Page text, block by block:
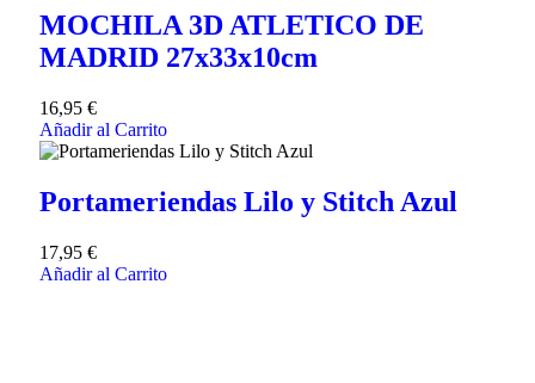
MOCHILA 3D ATLETICO DE
MADRID 27x33x10cm
16,95 €
Añadir al Carrito
Portameriendas Lilo y Stitch Azul
17,95 €
Añadir al Carrito